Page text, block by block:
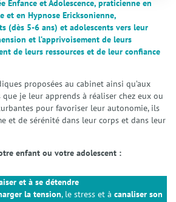
Enfance et Adolescence, praticienne en
et en Hypnose Ericksonienne,
(dès 5-6 ans) et adolescents vers leur
et l’apprivoisement de leurs
de leurs ressources et de leur confiance
proposées au cabinet ainsi qu’aux
je leur apprends à réaliser chez eux ou
pour favoriser leur autonomie, ils
et de sérénité dans leur corps et dans leur
enfant ou votre adolescent :
et à se détendre
la tension, le stress et à canaliser son